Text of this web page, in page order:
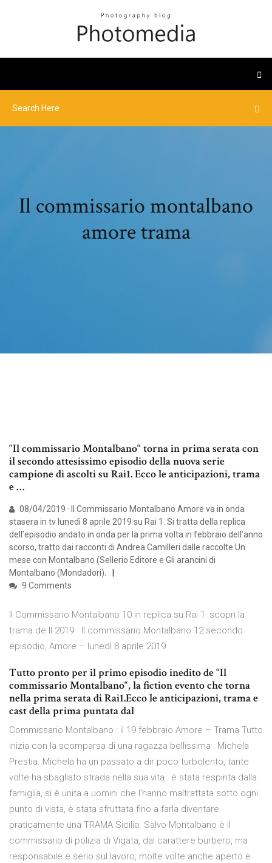
Il commissario montalbano
amore trama
“Il commissario Montalbano“ torna in prima serata con
il secondo attesissimo episodio della nuova serie
campione di ascolti su Rai1. Ecco le anticipazioni, trama
e …
08/04/2019 · Il Commissario Montalbano Amore va in onda
stasera in tv lunedì 8 aprile 2019 su Rai 1. Si tratta della replica
dell’episodio andato in onda per la prima volta in febbraio dell’anno
scorso, tratto dai racconti di Andrea Camilleri dalle raccolte Un
mese con Montalbano (Sellerio Editore e Gli arancini di
Montalbano (Mondadori).
9 Comments
Il Commissario Montalbano 10 in replica su Rai 1: scopri la
trama de Il 2019 · Il commissario Montalbano 12 secondo
episodio, Amore – lunedì 8 aprile 2019
Tutto pronto per il primo episodio inedito de “Il
commissario Montalbano“, la fiction evento che torna
nella prima serata di Rai1.Ecco le anticipazioni, trama e
cast della prima puntata dal
Commissario Montalbano : il 19 febbraio Amore – Trama Tutto
inizia con la scomparsa di una ragazza bellissima : Michela
Prestia. Michela ha un passato a dir poco turbolento, tante
volte ha sbagliato strada nella sua vita : è stata respinta dalla
famiglia, si è unita a uomini che l’hanno maltrattata sotto ogni
punto di vista, è stata sfruttata fino a farla diventare
praticamente una TRAMA Sicilia. Salvo Montalbano è il
commissario di polizia di Vigata, dal carattere burbero, ma
responsabile e serio sul lavoro, molte volte anche aperto e